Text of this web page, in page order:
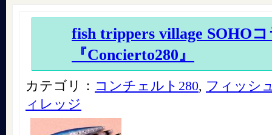
fish trippers village SOHO
『Concierto280』
カテゴリ： コンチェルト280, フィッシ
ィレッジ